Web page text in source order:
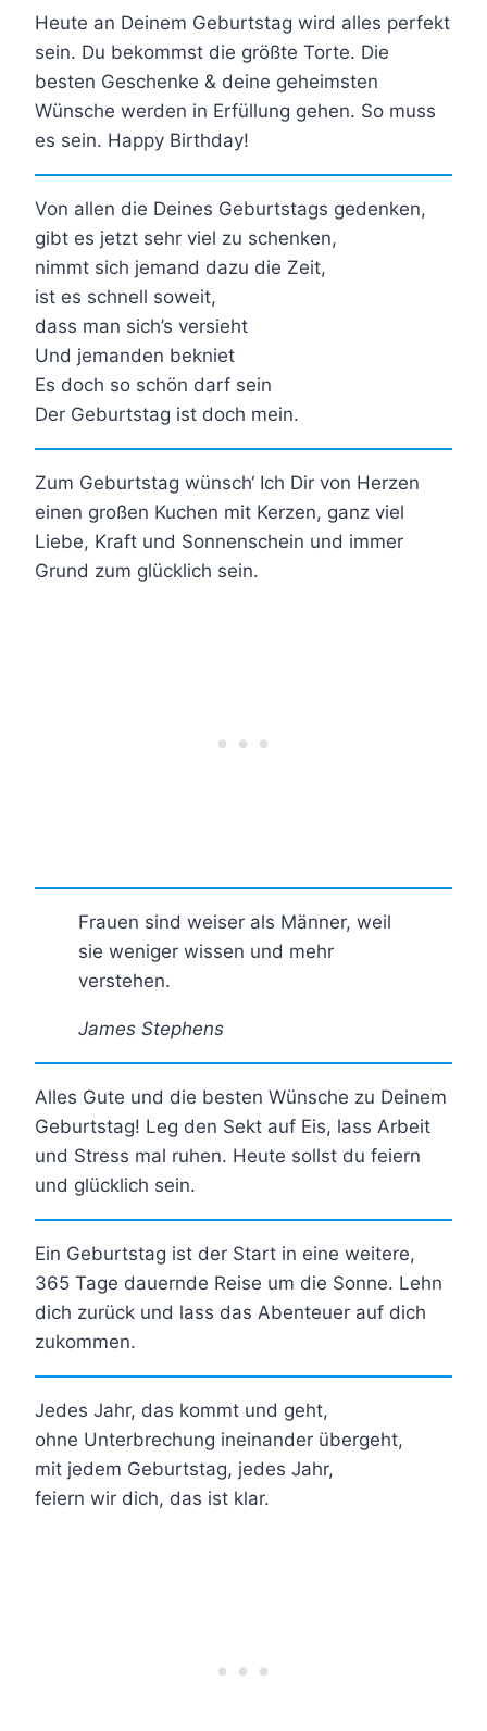
Heute an Deinem Geburtstag wird alles perfekt
sein. Du bekommst die größte Torte. Die
besten Geschenke & deine geheimsten
Wünsche werden in Erfüllung gehen. So muss
es sein. Happy Birthday!
Von allen die Deines Geburtstags gedenken,
gibt es jetzt sehr viel zu schenken,
nimmt sich jemand dazu die Zeit,
ist es schnell soweit,
dass man sich’s versieht
Und jemanden bekniet
Es doch so schön darf sein
Der Geburtstag ist doch mein.
Zum Geburtstag wünsch‘ Ich Dir von Herzen
einen großen Kuchen mit Kerzen, ganz viel
Liebe, Kraft und Sonnenschein und immer
Grund zum glücklich sein.
Frauen sind weiser als Männer, weil
sie weniger wissen und mehr
verstehen.
James Stephens
Alles Gute und die besten Wünsche zu Deinem
Geburtstag! Leg den Sekt auf Eis, lass Arbeit
und Stress mal ruhen. Heute sollst du feiern
und glücklich sein.
Ein Geburtstag ist der Start in eine weitere,
365 Tage dauernde Reise um die Sonne. Lehn
dich zurück und lass das Abenteuer auf dich
zukommen.
Jedes Jahr, das kommt und geht,
ohne Unterbrechung ineinander übergeht,
mit jedem Geburtstag, jedes Jahr,
feiern wir dich, das ist klar.